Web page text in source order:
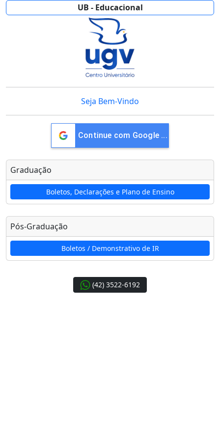
UB - Educacional
Seja Bem-Vindo
Graduação
Boletos, Declarações e Plano de Ensino
Pós-Graduação
Boletos / Demonstrativo de IR
(42) 3522-6192